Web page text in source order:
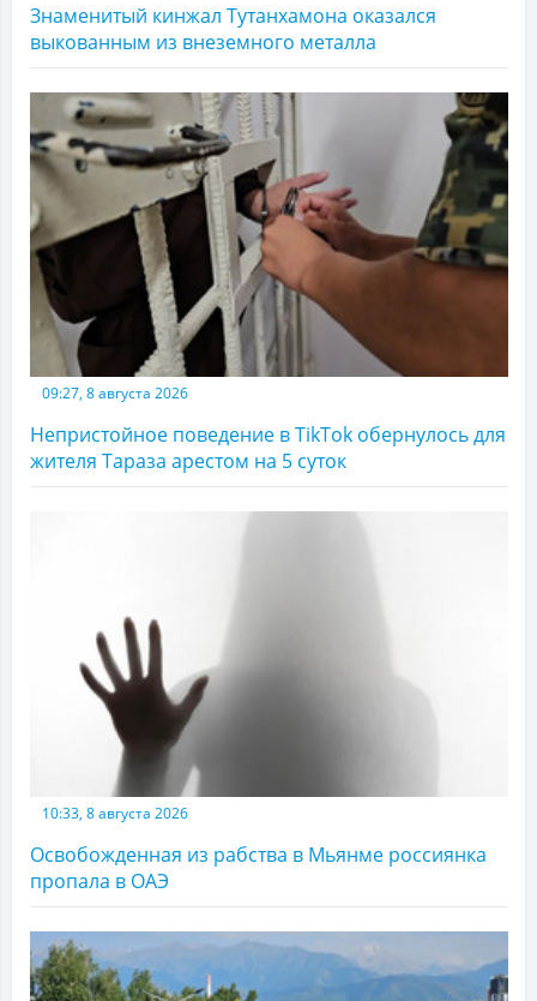
Знаменитый кинжал Тутанхамона оказался
выкованным из внеземного металла
09:27, 8 августа 2026
Непристойное поведение в TikTok обернулось для
жителя Тараза арестом на 5 суток
10:33, 8 августа 2026
Освобожденная из рабства в Мьянме россиянка
пропала в ОАЭ